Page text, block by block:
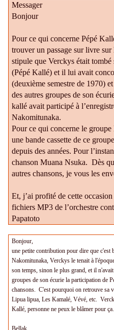
Messager
Bonjour
Pour ce qui concerne Pépé
trouver un passage sur livre
stipule que Verckys était tombé
(Pépé Kallé) et il lui avait
(deuxième semestre de 1970)
des autres groupes de son
kallé avait participé à
Nakomitunaka.
Pour ce qui concerne le
une bande cassette de ce
depuis des années. Pour
chanson Muana Nsuka. Dès
autres chansons, je vous les
Et, j’ai profité de cette
fichiers MP3 de l’orchestre
Papatoto
Bonjour,
une petite contribution pour dire que c'est
Nakomitunaka, Verckys le tenait à
son temps, sinon le plus grand, et il
groupes de son écurie la participation de
chansons. C'est pourquoi on retrouve sa
Lipua lipua, Les Kamalé, Vévé, etc.
Kallé, personne ne peux le blâmer pour ça.
Bellak